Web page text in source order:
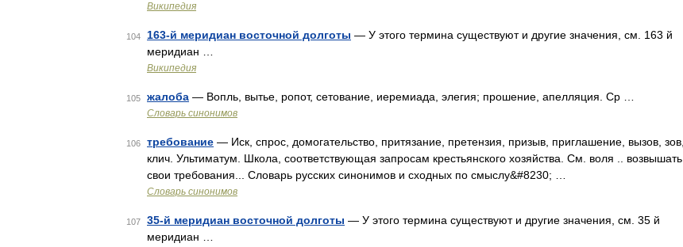
Википедия
104 163-й меридиан восточной долготы — У этого термина существуют и другие значения, см. 163 й
меридиан …
Википедия
105 жалоба — Вопль, вытье, ропот, сетование, иеремиада, элегия; прошение, апелляция. Ср …
Словарь синонимов
106 требование — Иск, спрос, домогательство, притязание, претензия, призыв, приглашение, вызов, зов,
клич. Ультиматум. Школа, соответствующая запросам крестьянского хозяйства. См. воля .. возвышать
свои требования... Словарь русских синонимов и сходных по смыслу&#8230; …
Словарь синонимов
107 35-й меридиан восточной долготы — У этого термина существуют и другие значения, см. 35 й
меридиан …